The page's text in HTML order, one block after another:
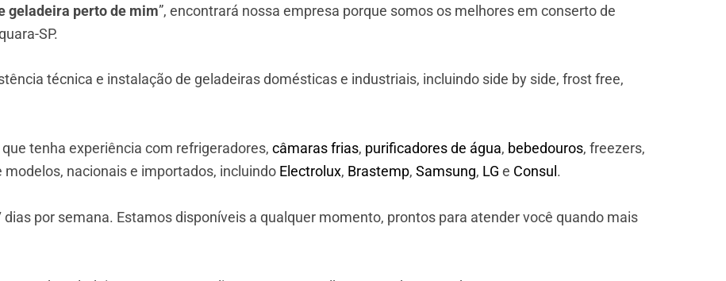
geladeira perto de mim”, encontrará nossa empresa porque somos os melhores em conserto de
SP.
técnica e instalação de geladeiras domésticas e industriais, incluindo side by side, frost free,
que tenha experiência com refrigeradores, câmaras frias, purificadores de água, bebedouros, freezers,
modelos, nacionais e importados, incluindo Electrolux, Brastemp, Samsung, LG e Consul .
por semana. Estamos disponíveis a qualquer momento, prontos para atender você quando mais